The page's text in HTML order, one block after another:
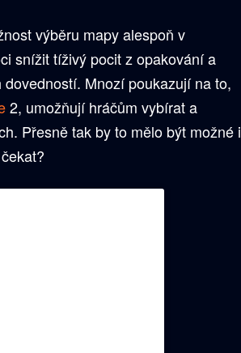
výběru mapy alespoň v
snížit tíživý pocit z opakování a
Mnozí poukazují na to,
2, umožňují hráčům vybírat a
Přesně tak by to mělo být možné i